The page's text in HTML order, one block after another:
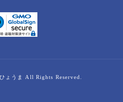
ょうま All Rights Reserved.